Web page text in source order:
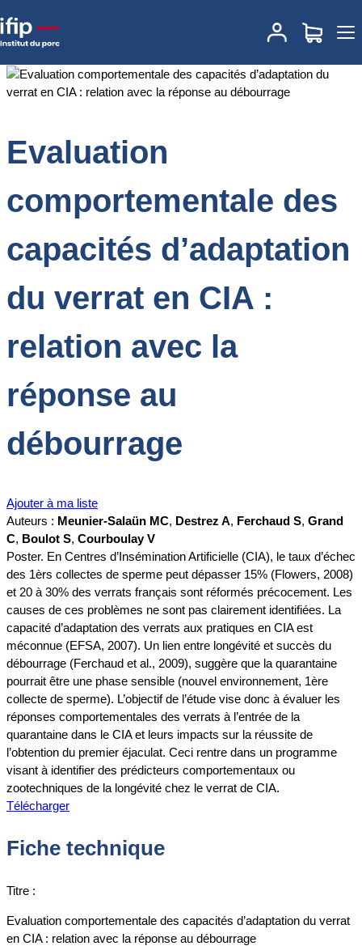
Accueil
Evaluation comportementale des
capacités d’adaptation du verrat en CIA : relation avec la réponse
Evaluation
comportementale des
capacités d’adaptation
du verrat en CIA :
relation avec la
réponse au
débourrage
Ajouter à ma liste
Auteurs : Meunier-Salaün MC, Destrez A, Ferchaud S, Grand
C, Boulot S, Courboulay V
Poster. En Centres d’Insémination Artificielle (CIA), le taux d’échec
des 1èrs collectes de sperme peut dépasser 15% (Flowers, 2008)
et 20 à 30% des verrats français sont réformés précocement. Les
causes de ces problèmes ne sont pas clairement identifiées. La
capacité d’adaptation des verrats aux pratiques en CIA est
méconnue (EFSA, 2007). Un lien entre longévité et succès du
débourrage (Ferchaud et al., 2009), suggère que la quarantaine
pourrait être une phase sensible (nouvel environnement, 1ère
collecte de sperme). L’objectif de l’étude vise donc à évaluer les
réponses comportementales des verrats à l’entrée de la
quarantaine dans le CIA et leurs impacts sur la réussite de
l’obtention du premier éjaculat. Ceci rentre dans un programme
visant à identifier des prédicteurs comportementaux ou
zootechniques de la longévité chez le verrat de CIA.
Télécharger
Fiche technique
Titre :
Evaluation comportementale des capacités d’adaptation du verrat
en CIA : relation avec la réponse au débourrage